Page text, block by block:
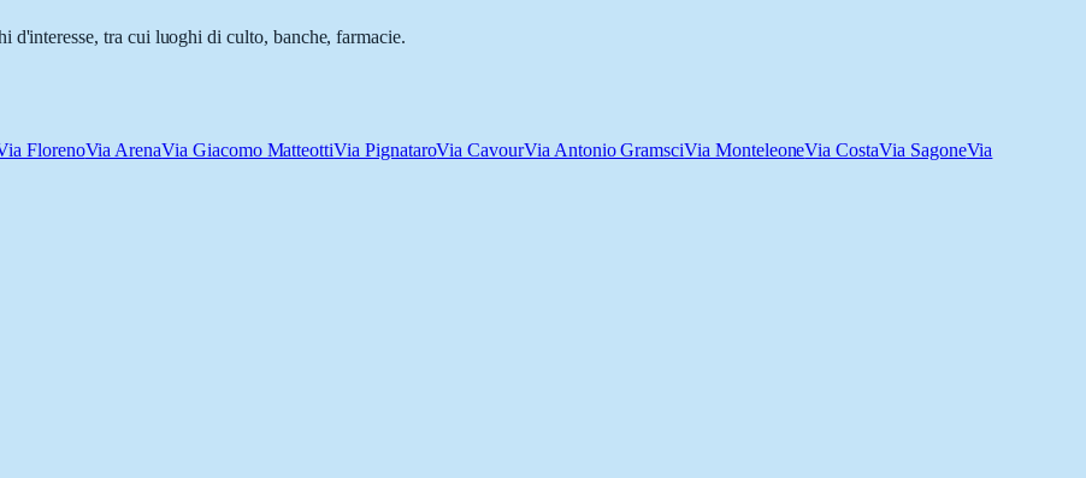
d'interesse, tra cui luoghi di culto, banche, farmacie.
FlorenoVia ArenaVia Giacomo MatteottiVia PignataroVia CavourVia Antonio GramsciVia MonteleoneVia CostaVia SagoneVia